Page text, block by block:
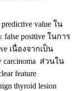
value ใน
positive ในการ
เนื่องจากเป็น
carcinoma ส่วนใน
feature
thyroid lesion